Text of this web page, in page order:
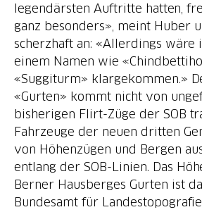
legendärsten Auftritte hatten,
ganz besonders», meint Huber
scherzhaft an: «Allerdings wäre
einem Namen wie
«Suggiturm» klargekommen.»
«Gurten» kommt nicht von
bisherigen Flirt-Züge der SOB
Fahrzeuge der neuen dritten
von Höhenzügen und Bergen
entlang der SOB-Linien. Das
Berner Hausberges Gurten ist
Bundesamt für